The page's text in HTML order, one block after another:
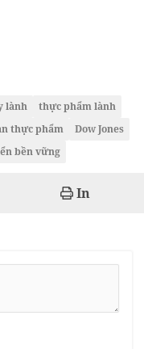
lành
thực phẩm lành
thực phẩm
Dow Jones
bền vững
In